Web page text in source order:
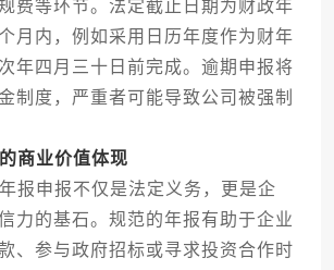
费等环节。法定截止日期为财政年
月内，例如采用日历年度作为财年
年四月三十日前完成。逾期申报将
制度，严重者可能导致公司被强制
商业价值体现
申报不仅是法定义务，更是企
力的基石。规范的年报有助于企业
、参与政府招标或寻求投资合作时